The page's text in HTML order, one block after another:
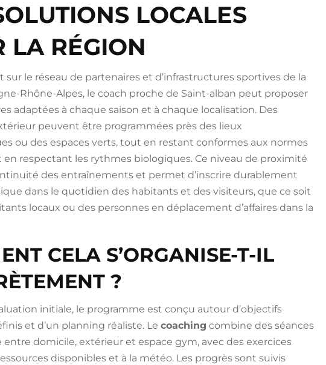
LOCALES
LA RÉGION
sur le réseau de partenaires et d’infrastructures sportives de la
Rhône-Alpes, le coach proche de Saint-alban peut proposer
adaptées à chaque saison et à chaque localisation. Des
peuvent être programmées près des lieux
ou des espaces verts, tout en restant conformes aux normes
en respectant les rythmes biologiques. Ce niveau de proximité
des entraînements et permet d’inscrire durablement
dans le quotidien des habitants et des visiteurs, que ce soit
locaux ou des personnes en déplacement d’affaires dans la
CELA S’ORGANISE-T-IL
?
initiale, le programme est conçu autour d’objectifs
et d’un planning réaliste. Lecoaching combine des séances
entre domicile, extérieur et espace gym, avec des exercices
disponibles et à la météo. Les progrès sont suivis